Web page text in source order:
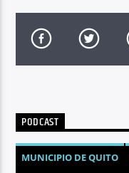
Radio hola
PODCAST
MUNICIPIO DE QUITO